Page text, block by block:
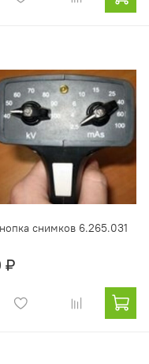
снимков 6.265.031
₽